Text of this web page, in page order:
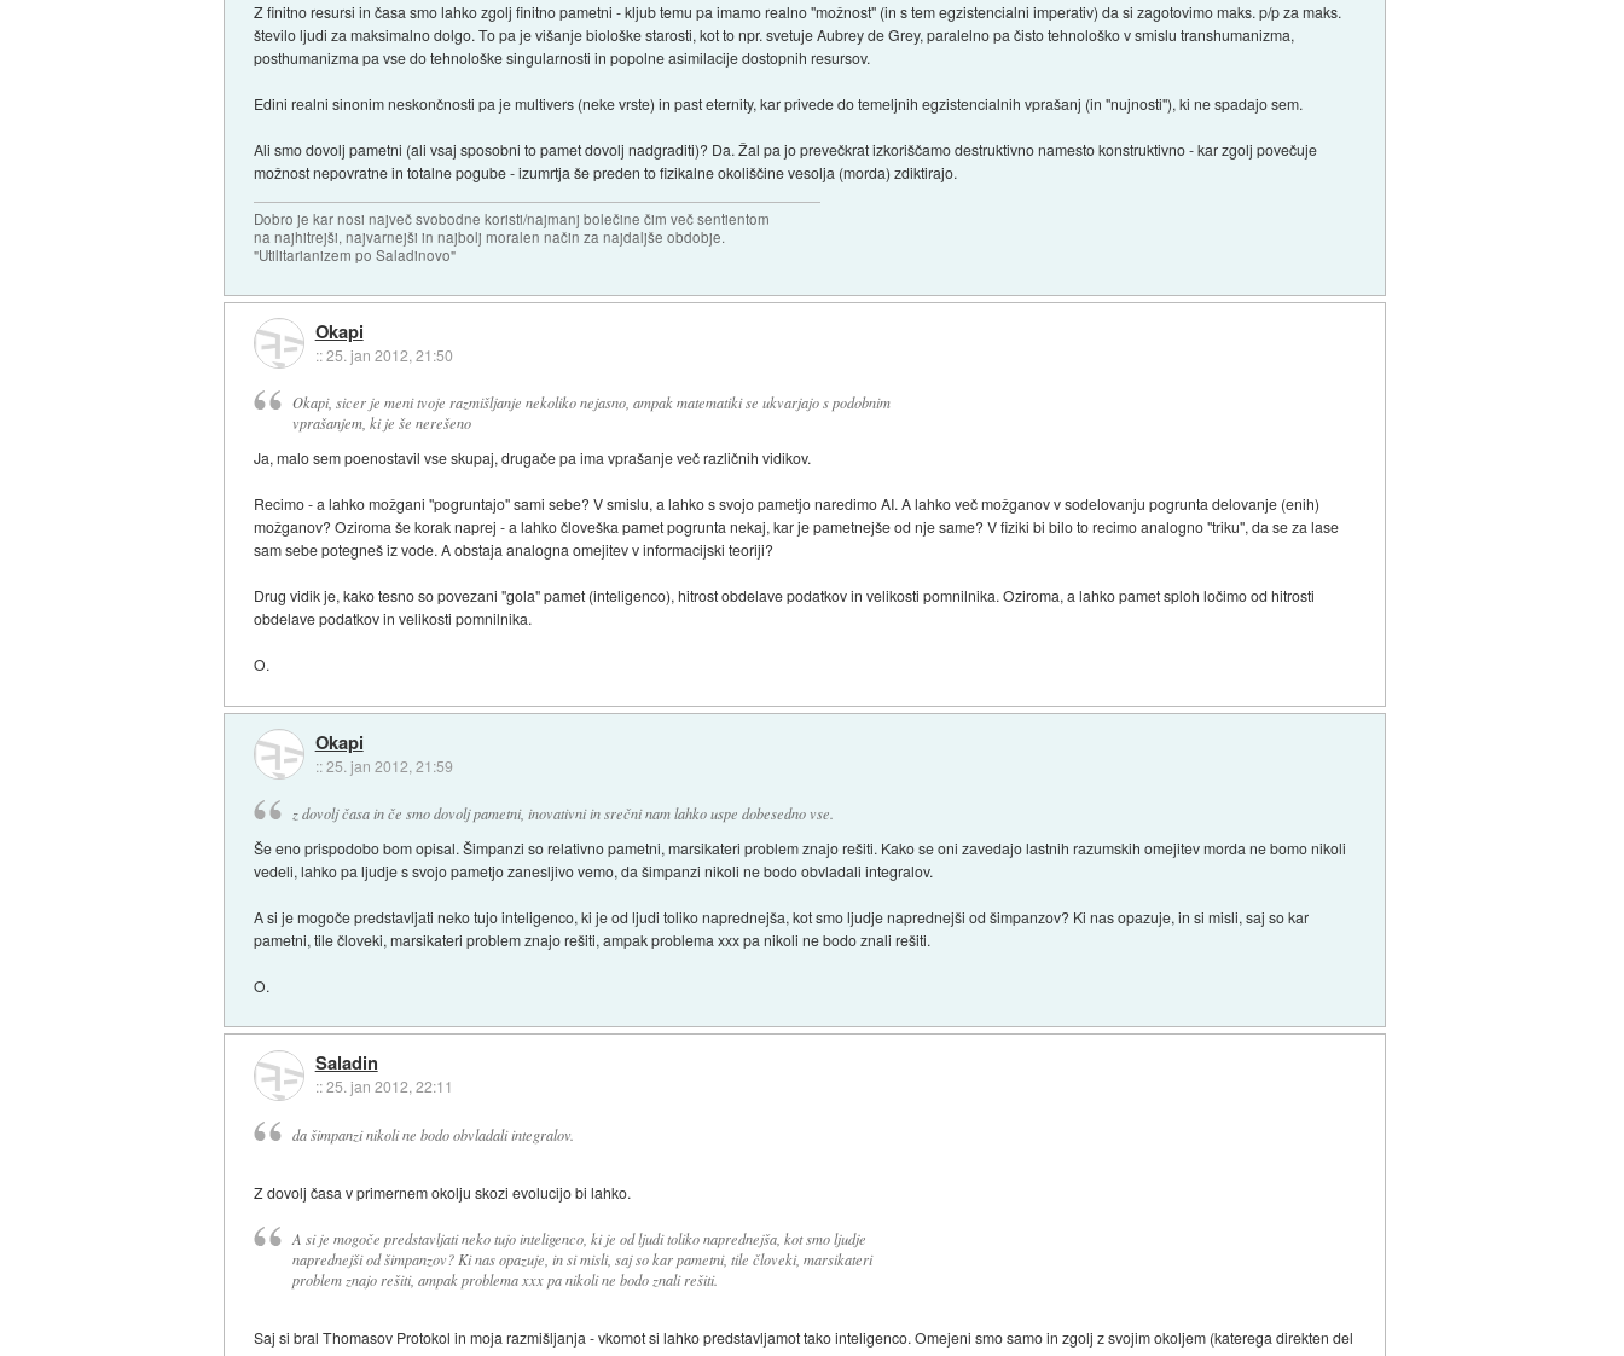
Z finitno resursi in časa smo lahko zgolj finitno pametni - kljub temu pa imamo realno "možnost" (in s tem egzistencialni imperativ) da si zagotovimo maks. p/p za maks.
število ljudi za maksimalno dolgo. To pa je višanje biološke starosti, kot to npr. svetuje Aubrey de Grey, paralelno pa čisto tehnološko v smislu transhumanizma,
posthumanizma pa vse do tehnološke singularnosti in popolne asimilacije dostopnih resursov.
Edini realni sinonim neskončnosti pa je multivers (neke vrste) in past eternity, kar privede do temeljnih egzistencialnih vprašanj (in "nujnosti"), ki ne spadajo sem.
Ali smo dovolj pametni (ali vsaj sposobni to pamet dovolj nadgraditi)? Da. Žal pa jo prevečkrat izkoriščamo destruktivno namesto konstruktivno - kar zgolj povečuje
možnost nepovratne in totalne pogube - izumrtja še preden to fizikalne okoliščine vesolja (morda) zdiktirajo.
Dobro je kar nosi največ svobodne koristi/najmanj bolečine čim več sentientom
na najhitrejši, najvarnejši in najbolj moralen način za najdaljše obdobje.
"Utilitarianizem po Saladinovo"
Okapi
::25. jan 2012, 21:50
Okapi, sicer je meni tvoje razmišljanje nekoliko nejasno, ampak matematiki se ukvarjajo s podobnim
vprašanjem, ki je še nerešeno
Ja, malo sem poenostavil vse skupaj, drugače pa ima vprašanje več različnih vidikov.
Recimo - a lahko možgani "pogruntajo" sami sebe? V smislu, a lahko s svojo pametjo naredimo AI. A lahko več možganov v sodelovanju pogrunta delovanje (enih)
možganov? Oziroma še korak naprej - a lahko človeška pamet pogrunta nekaj, kar je pametnejše od nje same? V fiziki bi bilo to recimo analogno "triku", da se za lase
sam sebe potegneš iz vode. A obstaja analogna omejitev v informacijski teoriji?
Drug vidik je, kako tesno so povezani "gola" pamet (inteligenco), hitrost obdelave podatkov in velikosti pomnilnika. Oziroma, a lahko pamet sploh ločimo od hitrosti
obdelave podatkov in velikosti pomnilnika.
O.
Okapi
::25. jan 2012, 21:59
z dovolj časa in če smo dovolj pametni, inovativni in srečni nam lahko uspe dobesedno vse.
Še eno prispodobo bom opisal. Šimpanzi so relativno pametni, marsikateri problem znajo rešiti. Kako se oni zavedajo lastnih razumskih omejitev morda ne bomo nikoli
vedeli, lahko pa ljudje s svojo pametjo zanesljivo vemo, da šimpanzi nikoli ne bodo obvladali integralov.
A si je mogoče predstavljati neko tujo inteligenco, ki je od ljudi toliko naprednejša, kot smo ljudje naprednejši od šimpanzov? Ki nas opazuje, in si misli, saj so kar
pametni, tile človeki, marsikateri problem znajo rešiti, ampak problema xxx pa nikoli ne bodo znali rešiti.
O.
Saladin
::25. jan 2012, 22:11
da šimpanzi nikoli ne bodo obvladali integralov.
Z dovolj časa v primernem okolju skozi evolucijo bi lahko.
A si je mogoče predstavljati neko tujo inteligenco, ki je od ljudi toliko naprednejša, kot smo ljudje
naprednejši od šimpanzov? Ki nas opazuje, in si misli, saj so kar pametni, tile človeki, marsikateri
problem znajo rešiti, ampak problema xxx pa nikoli ne bodo znali rešiti.
Saj si bral Thomasov Protokol in moja razmišljanja - vkomot si lahko predstavljamot tako inteligenco. Omejeni smo samo in zgolj z svojim okoljem (katerega direkten del